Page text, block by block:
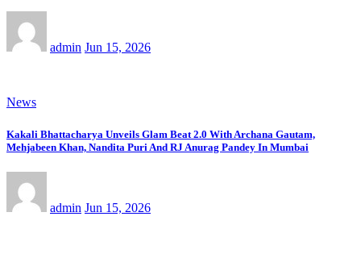
admin Jun 15, 2026
News
Kakali Bhattacharya Unveils Glam Beat 2.0 With Archana Gautam,
Mehjabeen Khan, Nandita Puri And RJ Anurag Pandey In Mumbai
admin Jun 15, 2026